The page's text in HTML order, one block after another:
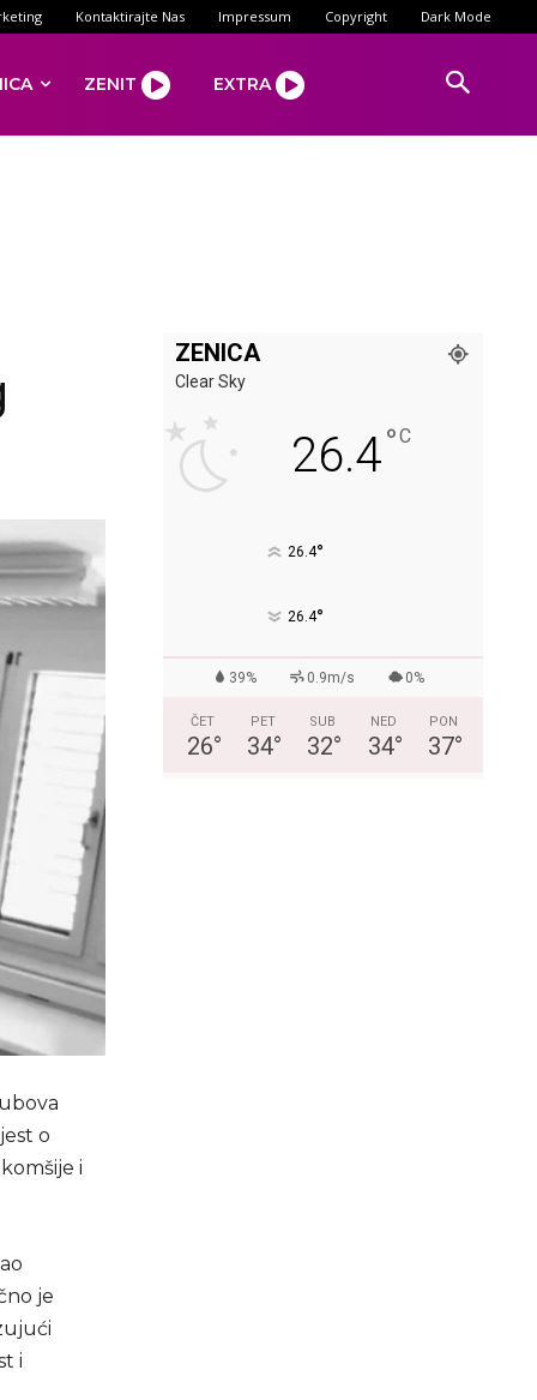
Kontaktirajte Nas Impressum Copyright Dark Mode
ZENIT EXTRA
o
i
je
i
ZENICA
Clear Sky
26.4°C
26.4°
26.4°
39% 0.9m/s 0%
ČET
26°
PET
34°
SUB
32°
NED
34°
PON
37°